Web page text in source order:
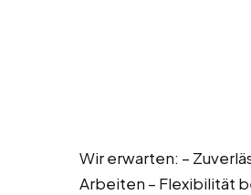
Wir erwarten: –
Arbeiten – Flexibilität